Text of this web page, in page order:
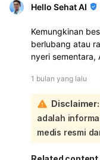
Hello Sehat AI
Kemungkinan
berlubang atau
nyeri sementara,
cengkeh pada
obat pereda
hanya
Sebaiknya
penyebabnya
fluoride varnish,
cabut gigi bila
1 bulan yang lalu
Disclaimer:
adalah
medis resmi